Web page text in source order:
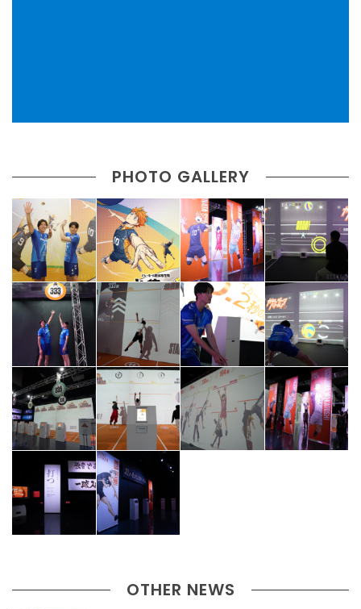
PHOTO GALLERY
OTHER NEWS